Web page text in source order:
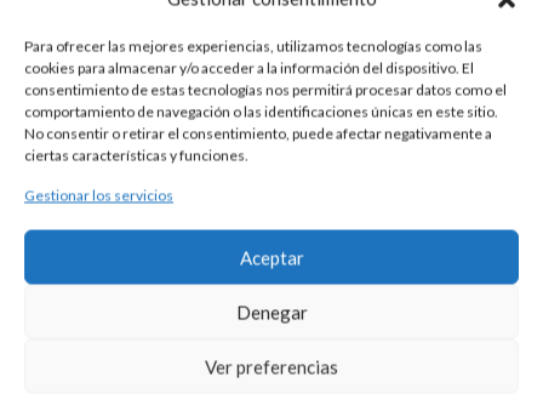
Para ofrecer las mejores experiencias, utilizamos tecnologías como las
cookies para almacenar y/o acceder a la información del dispositivo. El
consentimiento de estas tecnologías nos permitirá procesar datos como el
comportamiento de navegación o las identificaciones únicas en este sitio.
No consentir o retirar el consentimiento, puede afectar negativamente a
ciertas características y funciones.
Gestionar los servicios
Aceptar
Denegar
Ver preferencias
24 × 1 × 2 cm
Pulsera de macramé con motivo de la bandera de España y
medalla escapulario central. Escapulario de 18-19 mm de
diámetro